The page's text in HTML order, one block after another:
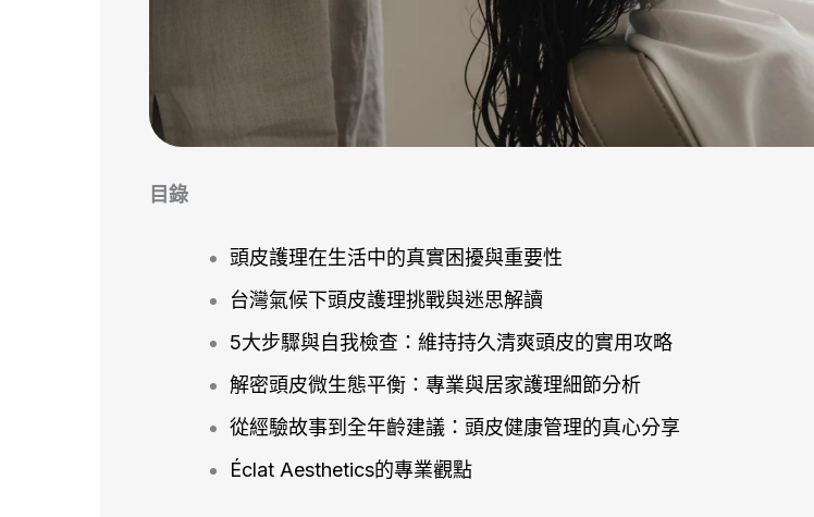
目錄
頭皮護理在生活中的真實困擾與重要性
台灣氣候下頭皮護理挑戰與迷思解讀
5大步驟與自我檢查：維持持久清爽頭皮的實用攻略
解密頭皮微生態平衡：專業與居家護理細節分析
從經驗故事到全年齡建議：頭皮健康管理的真心分享
Éclat Aesthetics的專業觀點